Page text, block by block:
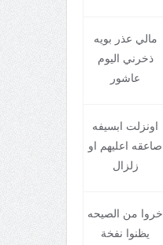
مالي عذر بويه
ذخرني اليوم
عاشور
اونزلت ابسيفه
صاعقه اعليهم او
زلزال
خروا من الصيحه
يظنوا نفخة